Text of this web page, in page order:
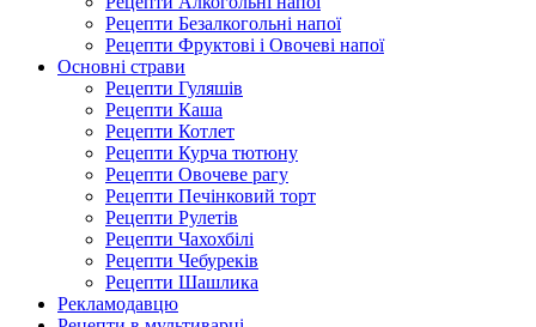
Рецепти Безалкогольні напої
Рецепти Фруктові і Овочеві напої
Основні страви
Рецепти Гуляшів
Рецепти Каша
Рецепти Котлет
Рецепти Курча тютюну
Рецепти Овочеве рагу
Рецепти Печінковий торт
Рецепти Рулетів
Рецепти Чахохбілі
Рецепти Чебуреків
Рецепти Шашлика
Рекламодавцю